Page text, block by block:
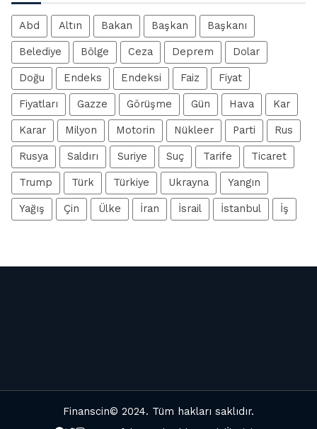
Abd Altın Bakan Başkan Başkanı
Belediye Bölge Ceza Deprem Dolar
Doğu Endeks Endeksi Faiz Fiyat
Fiyatları Gazze Görüşme Gün Hava Kar
Karar Milyon Motorin Nükleer Parti Rus
Rusya Saldırı Suriye Suç Tarife Ticaret
Trump Türk Türkiye Ukrayna Yangın
Yağış Çin Ülke İran İsrail İstanbul İş
Finanscin© 2024. Tüm hakları saklıdır.